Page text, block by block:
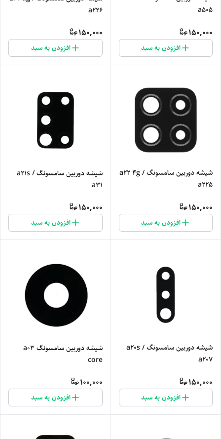
a505
150,000
افزودن به سبد
a226
150,000
افزودن به سبد
شیشه دوربین سامسونگ a22 4g /
a225
150,000
افزودن به سبد
شیشه دوربین سامسونگ a21s /
a31
150,000
افزودن به سبد
شیشه دوربین سامسونگ a20s /
a207
150,000
افزودن به سبد
شیشه دوربین سامسونگ a03
core
100,000
افزودن به سبد